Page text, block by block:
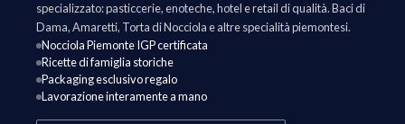
specializzato: pasticcerie, enoteche, hotel e retail di qualità. Baci di
Dama, Amaretti, Torta di Nocciola e altre specialità piemontesi.
Nocciola Piemonte IGP certificata
Ricette di famiglia storiche
Packaging esclusivo regalo
Lavorazione interamente a mano